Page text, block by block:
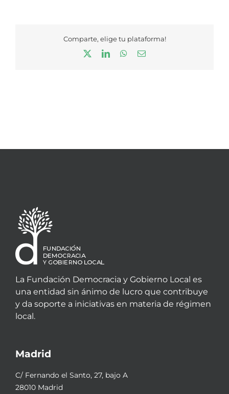
Comparte, elige tu plataforma!
LinkedInWhatsApp
Correo
La Fundación Democracia y Gobierno Local es
una entidad sin ánimo de lucro que contribuye
y da soporte a iniciativas en materia de régimen
local.
Madrid
C/ Fernando el Santo, 27, bajo A
28010 Madrid